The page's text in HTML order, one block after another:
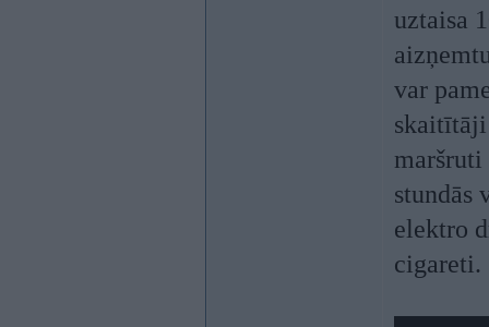
uztaisa
var
stundās
elektro
cigareti.